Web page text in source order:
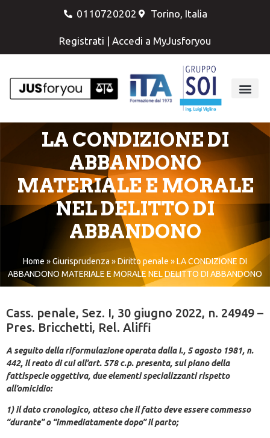
0110720202 Torino, Italia
Registrati | Accedi a MyJusforyou
LA CONDIZIONE DI
ABBANDONO
MATERIALE E MORALE
NEL DELITTO DI
ABBANDONO
Home »Giurisprudenza »Diritto penale »LA CONDIZIONE DI
ABBANDONO MATERIALE E MORALE NEL DELITTO DI ABBANDONO
Cass. penale, Sez. I, 30 giugno 2022, n. 24949 –
Pres. Bricchetti, Rel. Aliffi
A seguito della riformulazione operata dalla I., 5 agosto 1981, n.
442, il reato di cui all’art. 578 c.p. presenta, sul piano della
fattispecie oggettiva, due elementi specializzanti rispetto
all’omicidio:
1) il dato cronologico, atteso che il fatto deve essere commesso
“durante” o “immediatamente dopo” il parto;